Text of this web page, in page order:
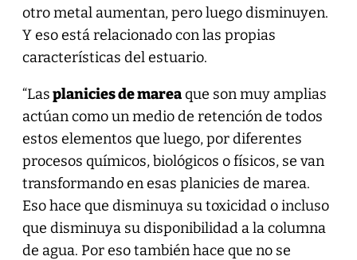
otro metal aumentan, pero luego disminuyen.
Y eso está relacionado con las propias
características del estuario.
“Lasplanicies de mareaque son muy amplias
actúan como un medio de retención de todos
estos elementos que luego, por diferentes
procesos químicos, biológicos o físicos, se van
transformando en esas planicies de marea.
Eso hace que disminuya su toxicidad o incluso
que disminuya su disponibilidad a la columna
de agua. Por eso también hace que no se